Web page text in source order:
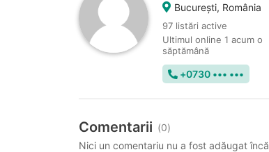
Bucureşti, România
97 listări active
Ultimul online 1 acum o
săptămână
+0730 ••• •••
Comentarii (0)
Nici un comentariu nu a fost adăugat încă